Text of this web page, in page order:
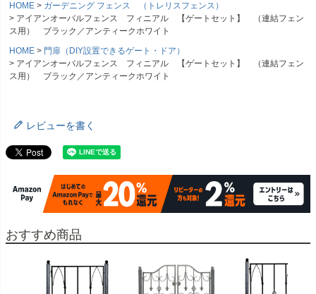
HOME
ガーデニング フェンス （トレリスフェンス）
アイアンオーバルフェンス フィニアル 【ゲートセット】 （連結フェン
ス用） ブラック／アンティークホワイト
HOME
門扉（DIY設置できるゲート・ドア）
アイアンオーバルフェンス フィニアル 【ゲートセット】 （連結フェン
ス用） ブラック／アンティークホワイト
レビューを書く
おすすめ商品